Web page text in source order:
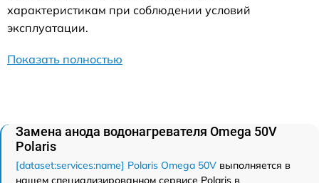
характеристикам при соблюдении условий
эксплуатации.
Показать полностью
Замена анода водонагревателя Omega 50V
Polaris
[dataset:services:name] Polaris Omega 50V выполняется в
нашем специализированном сервисе Polaris в